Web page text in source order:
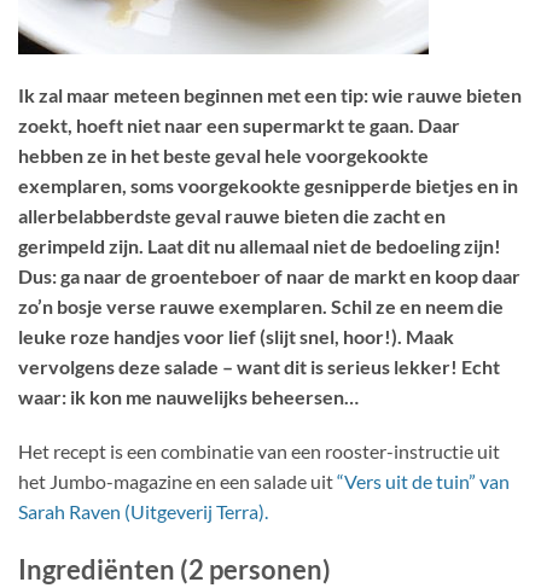
Ik zal maar meteen beginnen met een tip: wie rauwe bieten
zoekt, hoeft niet naar een supermarkt te gaan. Daar
hebben ze in het beste geval hele voorgekookte
exemplaren, soms voorgekookte gesnipperde bietjes en in
allerbelabberdste geval rauwe bieten die zacht en
gerimpeld zijn. Laat dit nu allemaal niet de bedoeling zijn!
Dus: ga naar de groenteboer of naar de markt en koop daar
zo’n bosje verse rauwe exemplaren. Schil ze en neem die
leuke roze handjes voor lief (slijt snel, hoor!). Maak
vervolgens deze salade – want dit is serieus lekker! Echt
waar: ik kon me nauwelijks beheersen…
Het recept is een combinatie van een rooster-instructie uit
het Jumbo-magazine en een salade uit“Vers uit de tuin” van
Sarah Raven (Uitgeverij Terra).
Ingrediënten (2 personen)